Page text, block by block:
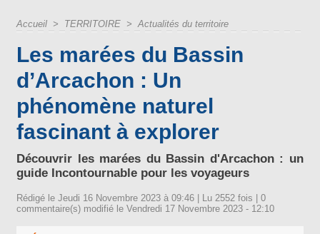
Accueil > TERRITOIRE > Actualités du territoire
Les marées du Bassin
d’Arcachon : Un
phénomène naturel
fascinant à explorer
Découvrir les marées du Bassin d'Arcachon : un
guide Incontournable pour les voyageurs
Rédigé le Jeudi 16 Novembre 2023 à 09:46 | Lu 2552 fois | 0
commentaire(s) modifié le Vendredi 17 Novembre 2023 - 12:10